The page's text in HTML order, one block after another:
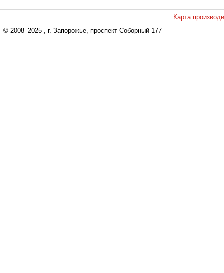
Карта
© 2008–2025 , г. Запорожье, проспект Соборный 177